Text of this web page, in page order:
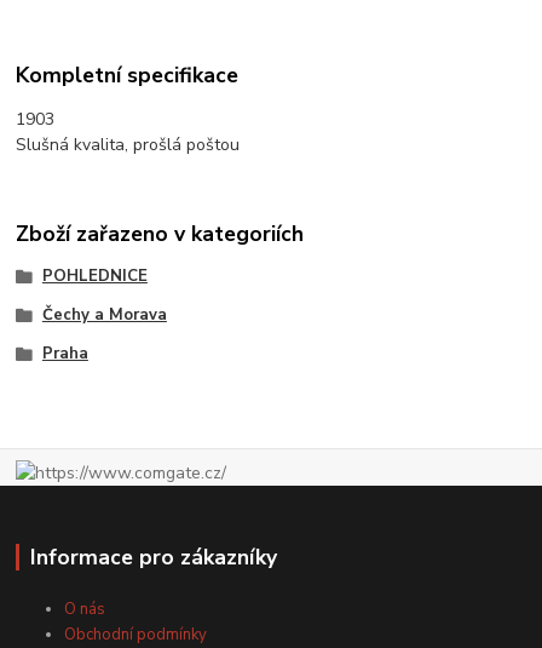
Kompletní specifikace
1903
Slušná kvalita, prošlá poštou
Zboží zařazeno v kategoriích
POHLEDNICE
Čechy a Morava
Praha
Informace pro zákazníky
O nás
Obchodní podmínky